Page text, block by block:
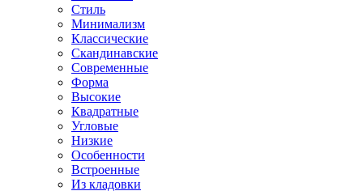
Стиль
Минимализм
Классические
Скандинавские
Современные
Форма
Высокие
Квадратные
Угловые
Низкие
Особенности
Встроенные
Из кладовки